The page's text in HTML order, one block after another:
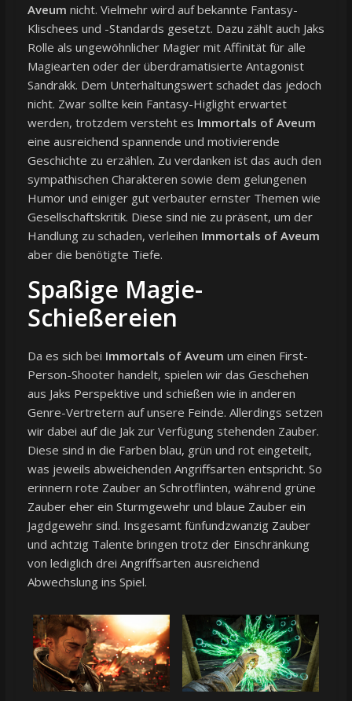
Aveum nicht. Vielmehr wird auf bekannte Fantasy-
Klischees und -Standards gesetzt. Dazu zählt auch Jaks
Rolle als ungewöhnlicher Magier mit Affinität für alle
Magiearten oder der überdramatisierte Antagonist
Sandrakk. Dem Unterhaltungswert schadet das jedoch
nicht. Zwar sollte kein Fantasy-Higlight erwartet
werden, trotzdem versteht es Immortals of Aveum
eine ausreichend spannende und motivierende
Geschichte zu erzählen. Zu verdanken ist das auch den
sympathischen Charakteren sowie dem gelungenen
Humor und einiger gut verbauter ernster Themen wie
Gesellschaftskritik. Diese sind nie zu präsent, um der
Handlung zu schaden, verleihen Immortals of Aveum
aber die benötigte Tiefe.
Spaßige Magie-
Schießereien
Da es sich bei Immortals of Aveum um einen First-
Person-Shooter handelt, spielen wir das Geschehen
aus Jaks Perspektive und schießen wie in anderen
Genre-Vertretern auf unsere Feinde. Allerdings setzen
wir dabei auf die Jak zur Verfügung stehenden Zauber.
Diese sind in die Farben blau, grün und rot eingeteilt,
was jeweils abweichenden Angriffsarten entspricht. So
erinnern rote Zauber an Schrotflinten, während grüne
Zauber eher ein Sturmgewehr und blaue Zauber ein
Jagdgewehr sind. Insgesamt fünfundzwanzig Zauber
und achtzig Talente bringen trotz der Einschränkung
von lediglich drei Angriffsarten ausreichend
Abwechslung ins Spiel.